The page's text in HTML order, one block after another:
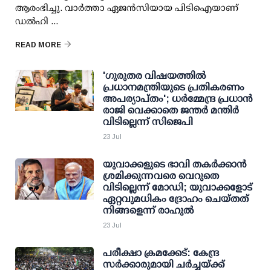
ആരംഭിച്ചു. വാര്‍ത്താ ഏജന്‍സിയായ പിടിഐയാണ്
ഡല്‍ഹി ...
READ MORE
'ഗുരുതര വിഷയത്തില്‍
പ്രധാനമന്ത്രിയുടെ പ്രതികരണം
അപര്യാപ്തം'; ധര്‍മ്മേന്ദ്ര പ്രധാന്‍
രാജി വെക്കാതെ ജന്തര്‍ മന്തിര്‍
വിടില്ലെന്ന് സിജെപി
23 Jul
യുവാക്കളുടെ ഭാവി തകര്‍ക്കാന്‍
ശ്രമിക്കുന്നവരെ വെറുതെ
വിടില്ലെന്ന് മോഡി; യുവാക്കളോട്
ഏറ്റവുമധികം ദ്രോഹം ചെയ്തത്
നിങ്ങളെന്ന് രാഹുല്‍
23 Jul
പരീക്ഷാ ക്രമക്കേട്: കേന്ദ്ര
സര്‍ക്കാരുമായി ചര്‍ച്ചയ്ക്ക്